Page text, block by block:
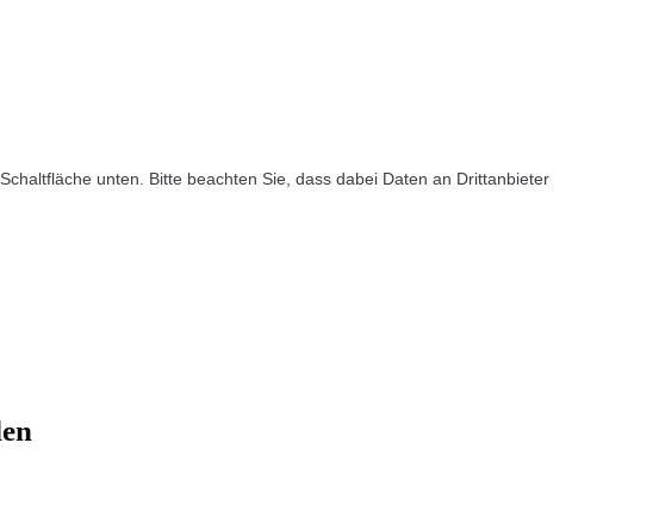
unten. Bitte beachten Sie, dass dabei Daten an Drittanbieter